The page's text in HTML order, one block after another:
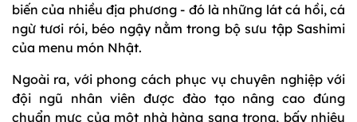
biến của nhiều địa phương - đó là những lát cá hồi, cá
ngừ tươi rói, béo ngậy nằm trong bộ sưu tập Sashimi
của menu món Nhật.
Ngoài ra, với phong cách phục vụ chuyên nghiệp với
đội ngũ nhân viên được đào tạo nâng cao đúng
chuẩn mực của một nhà hàng sang trọng, bấy nhiêu